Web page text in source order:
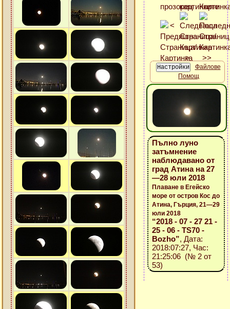
Файлове
Помощ
Пълно луно
затъмнение
наблюдавано от
град Атина на 27
—28 юли 2018
Плаване в Егейско
море от остров Кос до
Атина, Гърция, 21—29
юли 2018
“2018 - 07 - 27 21 -
25 - 06 - TS70 -
Bozho”, Дата:
2018:07:27, Час:
21:25:06 (№ 2 от
53)